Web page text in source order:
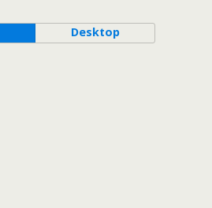
Desktop